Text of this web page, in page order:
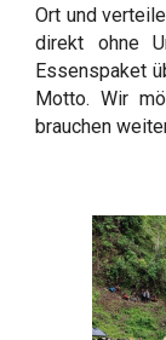
Ort und
direkt ohne
Essenspaket
Motto. Wir
brauchen